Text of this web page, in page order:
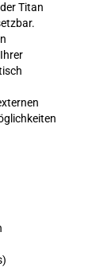
Titan